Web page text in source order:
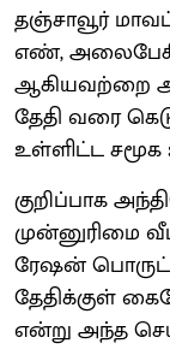
தஞ்சாவூர்
எண்,
ஆகியவற்றை
தேதி வரை
உள்ளிட்ட
குறிப்பாக
முன்னுரிமை
ரேஷன்
தேதிக்குள்
என்று அந்த